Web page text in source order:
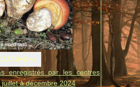
enregistrés par les centres
à décembre 2024